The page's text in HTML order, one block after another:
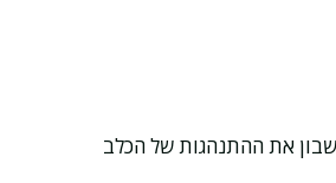
את ההתנהגות של הכלב